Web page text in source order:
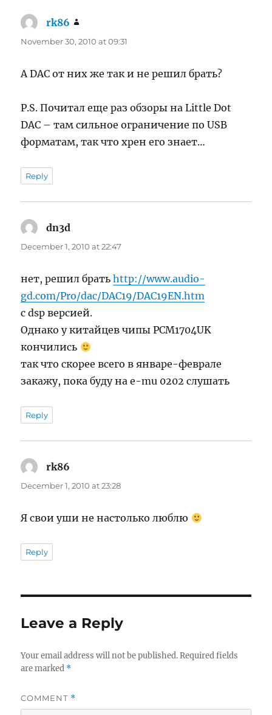
rk86
November 30, 2010 at 09:31
А DAC от них же так и не решил брать?
P.S. Почитал еще раз обзоры на Little Dot
DAC – там сильное ограничение по USB
форматам, так что хрен его знает…
Reply
dn3d
December 1, 2010 at 22:47
нет, решил братьhttp://www.audio-
gd.com/Pro/dac/DAC19/DAC19EN.htm
с dsp версией.
Однако у китайцев чипы PCM1704UK
кончились
так что скорее всего в январе-феврале
закажу, пока буду на e-mu 0202 слушать
Reply
rk86
December 1, 2010 at 23:28
Я свои уши не настолько люблю
Reply
Leave a Reply
Your email address will not be published. Required fields
are marked *
COMMENT *